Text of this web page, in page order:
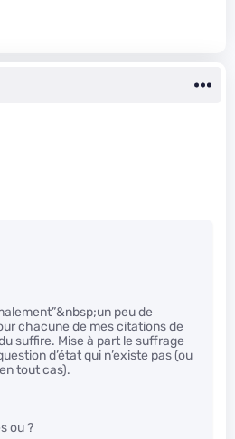
peu de
chacune de mes citations de
suffire. Mise à part le suffrage
d’état qui n’existe pas (ou
tout cas).
ou ?